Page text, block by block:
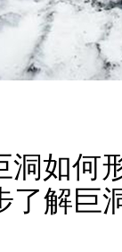
洞如何
了解巨